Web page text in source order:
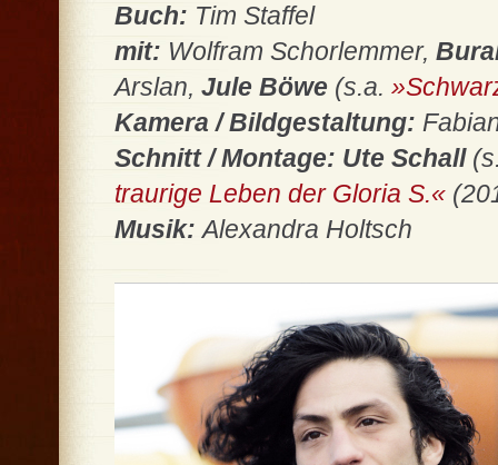
Buch: Tim Staffel
mit: Wolfram Schorlemmer,
Arslan, Jule Böwe (s.a.
Kamera / Bildgestaltung:
Schnitt / Montage: Ute Schall
traurige Leben der Gloria S.«
Musik:Alexandra Holtsch